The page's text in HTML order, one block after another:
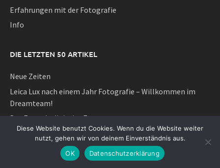
Erfahrungen mit der Fotografie
Info
DIE LETZTEN 50 ARTIKEL
Neue Zeiten
Leica Lux nach einem Jahr Fotografie – Willkommen im
Dreamteam!
Das Foto als digitaler Furz
Über das Sammeln von Kameras
Die Diva der Kompaktkameras hat einen neuen Auftritt als
Diese Website benutzt Cookies. Wenn du die Website weiter
nutzt, gehen wir von deinem Einverständnis aus.
OK
Datenschutzerklärung